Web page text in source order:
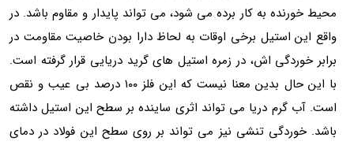
محیط خورنده به کار برده می شود، می تواند پایدار و مقاوم باشد. در
واقع این استیل برخی اوقات به لحاظ دارا بودن خاصیت مقاومت در
برابر خوردگی اش، در زمره استیل های گرید دریایی قرار گرفته است.
با این حال بدین معنا نیست که این فلز ۱۰۰ درصد بی عیب و نقص
است. آب گرم دریا می تواند اثری ساینده بر سطح این استیل داشته
باشد. خوردگی تنشی نیز می تواند بر روی سطح این فولاد در دمای